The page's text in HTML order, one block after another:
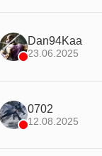
Dan94Kaa
23.06.2025
0702
12.08.2025